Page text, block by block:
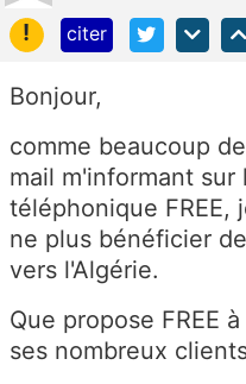
!
citer
Bonjour,
comme beaucoup
mail m'informant
téléphonique FREE,
ne plus bénéficier
vers l'Algérie.
Que propose FREE
ses nombreux